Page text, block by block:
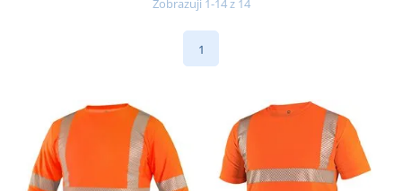
Zobrazuji 1-14 z 14
1